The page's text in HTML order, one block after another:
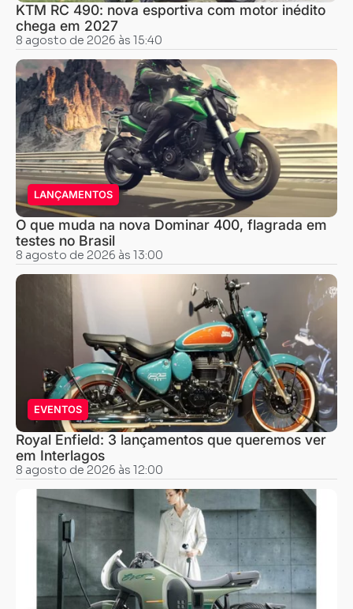
KTM RC 490: nova esportiva com motor inédito
chega em 2027
8 agosto de 2026 às 15:40
LANÇAMENTOS
O que muda na nova Dominar 400, flagrada em
testes no Brasil
8 agosto de 2026 às 13:00
EVENTOS
Royal Enfield: 3 lançamentos que queremos ver
em Interlagos
8 agosto de 2026 às 12:00